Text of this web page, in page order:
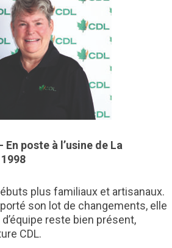
En poste à l’usine de La
plus familiaux et artisanaux.
son lot de changements, elle
reste bien présent,
CDL.